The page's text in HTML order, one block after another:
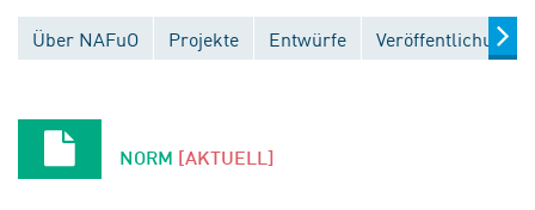
Über NAFuO Projekte Entwürfe Veröffentlichungen
NORM [AKTUELL]